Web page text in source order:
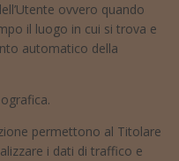
ovvero quando
il luogo in cui si trova e
automatico della
permettono al Titolare
i dati di traffico e